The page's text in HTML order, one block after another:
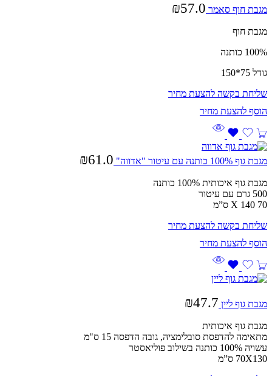
מגבת חוף סאמר ₪57.0
מגבת חוף
100% כותנה
גודל 75*150
שליחת בקשה להצעת מחיר
מגבת גוף 100% כותנה עם עיטור "אדווה" ₪61.0
מגבת גוף איכותית 100% כותנה
500 גרם עם עיטור
70 X 140 ס”מ
שליחת בקשה להצעת מחיר
מגבת גוף ליין ₪47.7
מגבת גוף איכותית
מתאימה להדפסת סובלימציה, גובה הדפסה 15 ס"מ
עשויה 100% כותנה בשילוב פוליאסטר
70X130 ס”מ